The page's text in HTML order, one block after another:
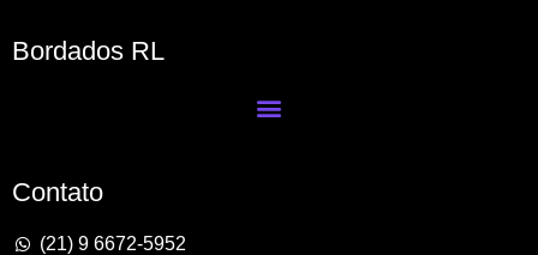
Bordados RL
Contato
(21) 9 6672-5952